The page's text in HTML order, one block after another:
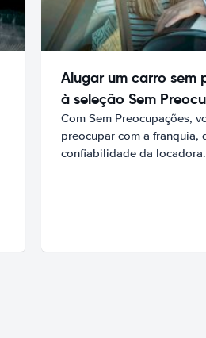
Alugar um carro sem
à seleção Sem
Com Sem Preocupações,
preocupar com a franquia,
confiabilidade da locadora.